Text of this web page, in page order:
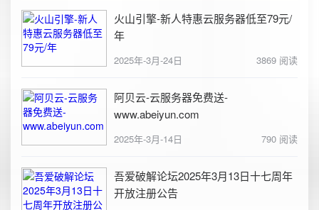
火山引擎-新人特惠云服务器低至79元/
年
2025年-3月-24日 3869 阅读
阿贝云-云服务器免费送-
www.abeiyun.com
2025年-3月-14日 790 阅读
吾爱破解论坛2025年3月13日十七周年
开放注册公告